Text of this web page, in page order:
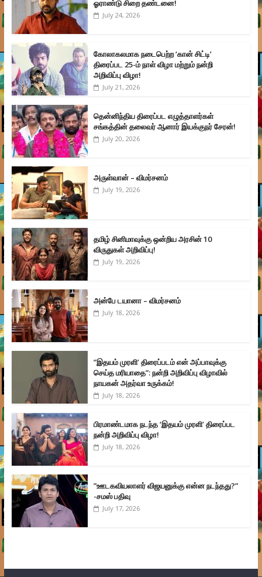
ஓராண்டு சிறை தண்டனை!
July 24, 2026
கோலாகலமாக நடைபெற்ற ‘கான் சிட்டி’
திரைப்பட 25-ம் நாள் விழா மற்றும் நன்றி
அறிவிப்பு விழா!
July 21, 2026
தென்னிந்திய திரைப்பட எழுத்தாளர்கள்
சங்கத்தின் தலைவர் ஆனார் இயக்குநர் சேரன்!
July 20, 2026
அருள்வான் – விமர்சனம்
July 19, 2026
தமிழ் சினிமாவுக்கு ஒன்றிய அரசின் 10
விருதுகள் அறிவிப்பு!
July 19, 2026
அன்பே டயானா – விமர்சனம்
July 18, 2026
”இதயம் முரளி’ திரைப்படம் என் அப்பாவுக்கு
செய்த மரியாதை”: நன்றி அறிவிப்பு விழாவில்
நாயகன் அதர்வா உருக்கம்!
July 18, 2026
பிரமாண்டமாக நடந்த ‘இதயம் முரளி’ திரைப்பட
நன்றி அறிவிப்பு விழா!
July 18, 2026
”ஊடகவியலாளர் விஜயனுக்கு என்ன நடந்தது?”
-சமஸ் பதிவு
July 17, 2026